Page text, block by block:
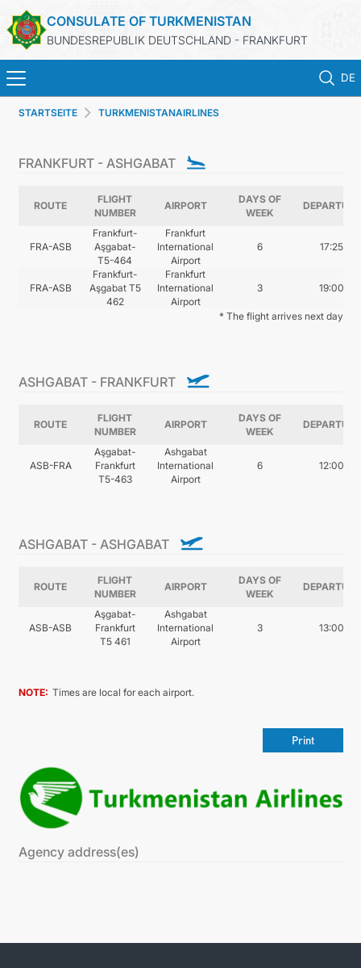
CONSULATE OF TURKMENISTAN
BUNDESREPUBLIK DEUTSCHLAND - FRANKFURT
DE
STARTSEITE
AKTUELLES
MFA
KONSULARISCHE DIENSTE
TURKMENISTAN
STARTSEITE TURKMENISTANAIRLINES
FRANKFURT - ASHGABAT
ROUTE
FLIGHT
NUMBER
AIRPORT
DAYS OF
WEEK
DEPARTURE
FRA-ASB
Frankfurt-
Aşgabat-
T5-464
Frankfurt
International
Airport
6 17:25
FRA-ASB
Frankfurt-
Aşgabat T5
462
Frankfurt
International
Airport
3 19:00
* The flight arrives next day
ASHGABAT - FRANKFURT
ROUTE
FLIGHT
NUMBER
AIRPORT
DAYS OF
WEEK
DEPARTURE
ASB-FRA
Aşgabat-
Frankfurt
T5-463
Ashgabat
International
Airport
6 12:00
ASHGABAT - ASHGABAT
ROUTE
FLIGHT
NUMBER
AIRPORT
DAYS OF
WEEK
DEPARTURE
ASB-ASB
Aşgabat-
Frankfurt
T5 461
Ashgabat
International
Airport
3 13:00
NOTE: Times are local for each airport.
Print
Agency address(es)